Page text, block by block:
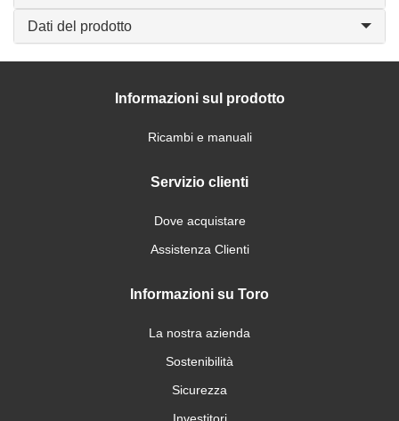
Dati del prodotto
Informazioni sul prodotto
Ricambi e manuali
Servizio clienti
Dove acquistare
Assistenza Clienti
Informazioni su Toro
La nostra azienda
Sostenibilità
Sicurezza